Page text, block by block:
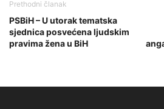
Prethodni članak
PSBiH – U utorak tematska
sjednica posvećena ljudskim
pravima žena u BiH